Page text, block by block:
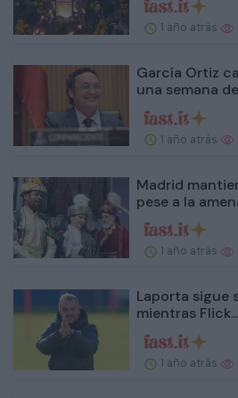
1 año atrás
García Ortiz
una semana
1 año atrás
Madrid
pese a la
1 año atrás
Laporta sigue
mientras Flick...
1 año atrás